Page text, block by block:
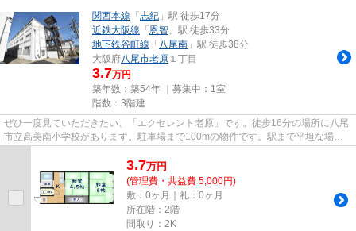
関西本線 「志紀 」駅 徒歩17分
近鉄大阪線 「恩智 」駅 徒歩33分
地下鉄谷町線 「 八尾南 」駅 徒歩38分
大阪府八尾市老原 １丁目
3.7万円
築年数：築54年 ｜募集中： 1室
階数：3階建
ぜひ一度見ていただきたい、「エクセレント老原」です。徒歩16分の場所に八尾
市立高美南小学校があります。駐車場まで100mの物件です。駅まで平坦な場所
に位置する物件で、自転車をよ...
3.7万円
(管理費・共益費 5,000円)
敷：0ヶ月｜礼：0ヶ月
所在階：2階
間取り：2K